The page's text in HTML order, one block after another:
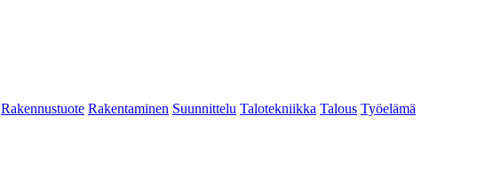
Rakennustuote Rakentaminen Suunnittelu Talotekniikka Talous Työelämä